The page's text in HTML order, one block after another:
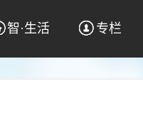
智·生活 专栏